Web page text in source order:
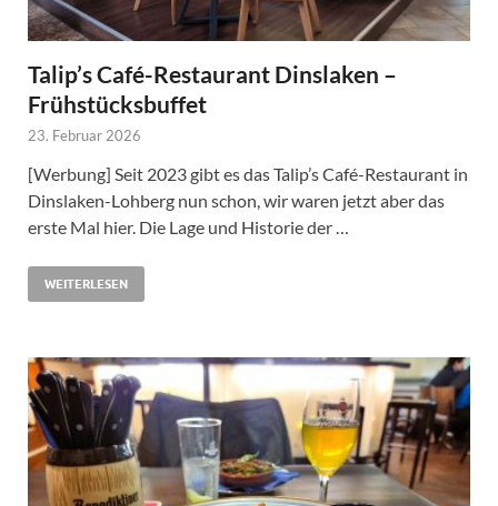
Talip’s Café-Restaurant Dinslaken –
Frühstücksbuffet
23. Februar 2026
[Werbung] Seit 2023 gibt es das Talip’s Café-Restaurant in
Dinslaken-Lohberg nun schon, wir waren jetzt aber das
erste Mal hier. Die Lage und Historie der …
WEITERLESEN